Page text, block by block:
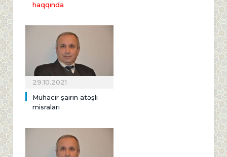
haqqında
29.10.2021
Mühacir şairin atəşli
misraları